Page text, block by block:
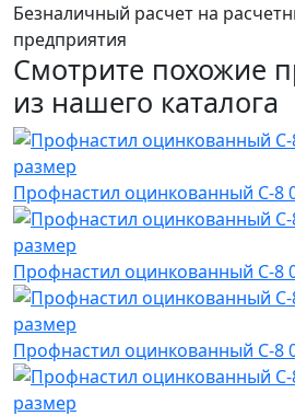
Безналичный расчет на
предприятия
Смотрите похожие
из нашего каталога
Профнастил оцинкованный С-8
Профнастил оцинкованный С-8
Профнастил оцинкованный С-8